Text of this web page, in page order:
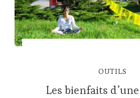
OUTILS
Les bienfaits